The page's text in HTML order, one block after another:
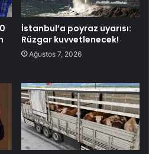
İstanbul’a poyraz uyarısı:
Rüzgar kuvvetlenecek!
Ağustos 7, 2026